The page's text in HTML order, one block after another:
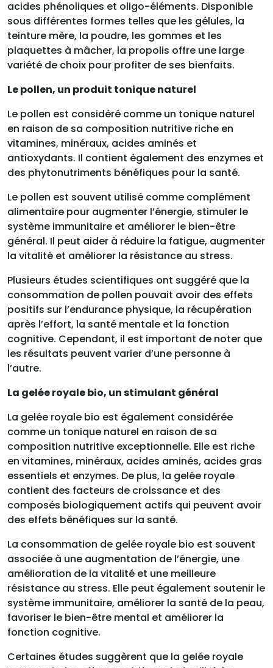
acides phénoliques et oligo-éléments. Disponible
sous différentes formes telles que les gélules, la
teinture mère, la poudre, les gommes et les
plaquettes à mâcher, la propolis offre une large
variété de choix pour profiter de ses bienfaits.
Le pollen, un produit tonique naturel
Le pollen est considéré comme un tonique naturel
en raison de sa composition nutritive riche en
vitamines, minéraux, acides aminés et
antioxydants. Il contient également des enzymes et
des phytonutriments bénéfiques pour la santé.
Le pollen est souvent utilisé comme complément
alimentaire pour augmenter l’énergie, stimuler le
système immunitaire et améliorer le bien-être
général. Il peut aider à réduire la fatigue, augmenter
la vitalité et améliorer la résistance au stress.
Plusieurs études scientifiques ont suggéré que la
consommation de pollen pouvait avoir des effets
positifs sur l’endurance physique, la récupération
après l’effort, la santé mentale et la fonction
cognitive. Cependant, il est important de noter que
les résultats peuvent varier d’une personne à
l’autre.
La gelée royale bio, un stimulant général
La gelée royale bio est également considérée
comme un tonique naturel en raison de sa
composition nutritive exceptionnelle. Elle est riche
en vitamines, minéraux, acides aminés, acides gras
essentiels et enzymes. De plus, la gelée royale
contient des facteurs de croissance et des
composés biologiquement actifs qui peuvent avoir
des effets bénéfiques sur la santé.
La consommation de gelée royale bio est souvent
associée à une augmentation de l’énergie, une
amélioration de la vitalité et une meilleure
résistance au stress. Elle peut également soutenir le
système immunitaire, améliorer la santé de la peau,
favoriser le bien-être mental et améliorer la
fonction cognitive.
Certaines études suggèrent que la gelée royale